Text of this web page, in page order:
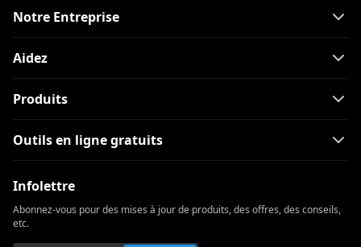
Notre Entreprise
Aidez
Produits
Outils en ligne gratuits
Infolettre
Abonnez-vous pour des mises à jour de produits, des offres, des conseils,
etc.